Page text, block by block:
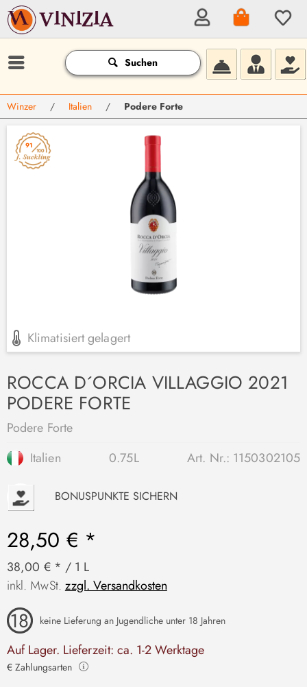
Suchen
Winzer / Italien / Podere Forte
91
Klimatisiert gelagert
ROCCA D´ORCIA VILLAGGIO 2021
PODERE FORTE
Podere Forte
Italien
0.75L Art. Nr.: 1150302105
P BONUSPUNKTE SICHERN
28,50 € *
38,00 € * / 1 L
inkl. MwSt. zzgl. Versandkosten
keine Lieferung an Jugendliche unter 18 Jahren
Auf Lager. Lieferzeit: ca. 1-2 Werktage
€ Zahlungsarten